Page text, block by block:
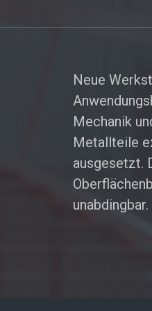
Neue
Mechanik
Metallteile
ausgesetzt.
unabdingbar.